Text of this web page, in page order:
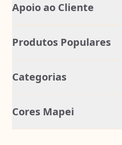
Apoio ao Cliente
Produtos Populares
Categorias
Cores Mapei